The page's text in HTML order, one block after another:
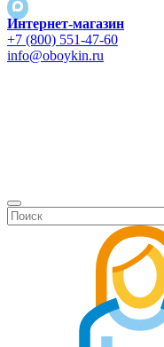
Интернет-магазин
+7 (800) 551-47-60
info@oboykin.ru